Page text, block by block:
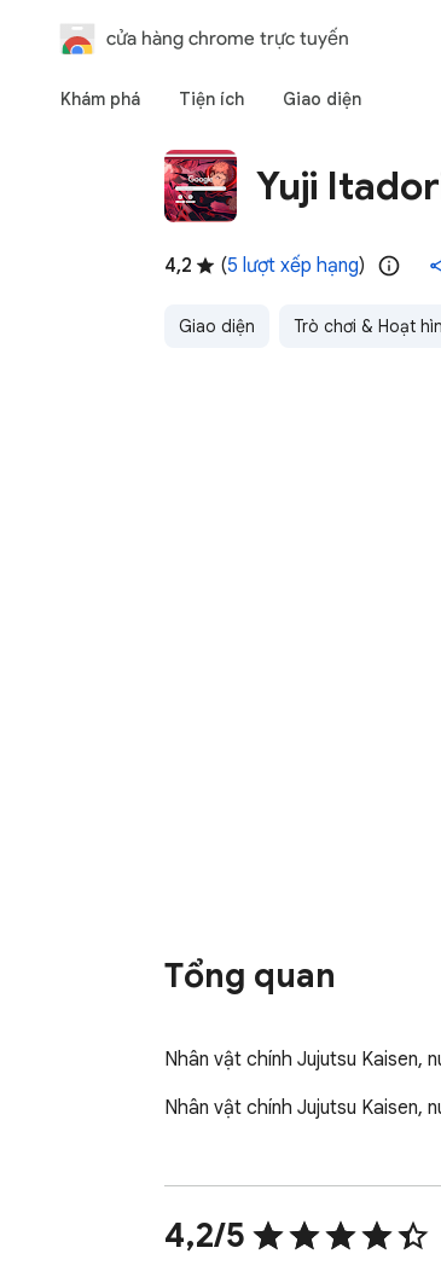
cửa hàng chrome trực tuyến
Khám phá Tiện ích Giao diện
Yuji
4,2 (5 lượt xếp hạng)
Giao diện Trò chơi & Hoạt
Tổng quan
Nhân vật chính Jujutsu Kaisen,
Nhân vật chính Jujutsu Kaisen,
4,2/5